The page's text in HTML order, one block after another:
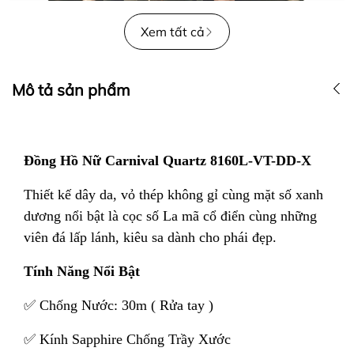
Xem tất cả
Mô tả sản phẩm
Đồng Hồ Nữ Carnival Quartz 8160L-VT-DD-X
Thiết kế dây da, vỏ thép không gỉ cùng mặt số xanh
dương nổi bật là cọc số La mã cổ điển cùng những
viên đá lấp lánh, kiêu sa dành cho phái đẹp.
Tính Năng Nổi Bật
✅ Chống Nước: 30m ( Rửa tay )
✅ Kính Sapphire Chống Trầy Xước